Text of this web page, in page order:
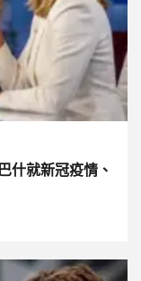
什就新冠疫情、